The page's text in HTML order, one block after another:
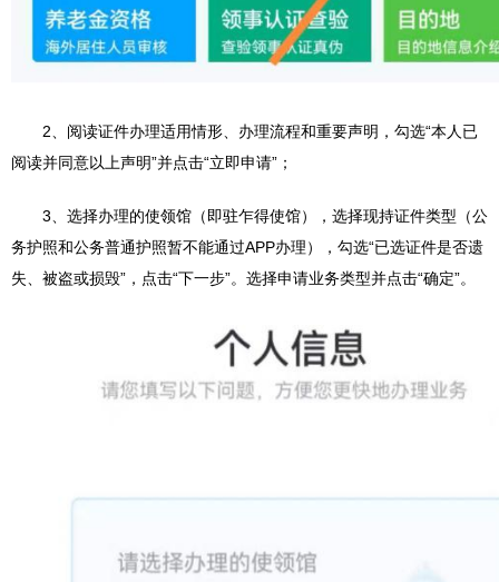
2、阅读证件办理适用情形、办理流程和重要声明，勾选“本人已
阅读并同意以上声明”并点击“立即申请”；
3、选择办理的使领馆（即驻乍得使馆），选择现持证件类型（公
务护照和公务普通护照暂不能通过APP办理），勾选“已选证件是否遗
失、被盗或损毁”，点击“下一步”。选择申请业务类型并点击“确定”。